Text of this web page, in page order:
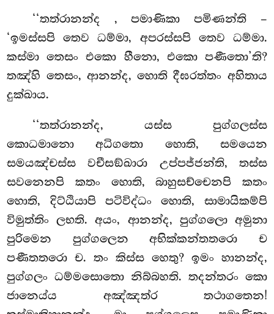
‘‘තත්රානන්ද , පමාණිකා පමිණන්ති –
‘ඉමස්සපි තෙව ධම්මා, අපරස්සපි තෙව ධම්මා.
කස්මා තෙසං එකො හීනො, එකො පණීතො’ති?
තඤ්හි තෙසං, ආනන්ද, හොති දීඝරත්තං අහිතාය
දුක්ඛාය.
‘‘තත්රානන්ද, යස්ස පුග්ගලස්ස
කොධමානො අධිගතො හොති, සමයෙන
සමයඤ්චස්ස වචීසඞ්ඛාරා උප්පජ්ජන්ති, තස්ස
සවනෙනපි කතං හොති, බාහුසච්චෙනපි කතං
හොති, දිට්ඨියාපි පටිවිද්ධං හොති, සාමායිකම්පි
විමුත්තිං ලභති. අයං, ආනන්ද, පුග්ගලො අමුනා
පුරිමෙන පුග්ගලෙන අභික්කන්තතරො ච
පණීතතරො ච. තං කිස්ස හෙතු? ඉමං හානන්ද,
පුග්ගලං ධම්මසොතො නිබ්බහති. තදන්තරං කො
ජානෙය්ය අඤ්ඤත්ර තථාගතෙන!